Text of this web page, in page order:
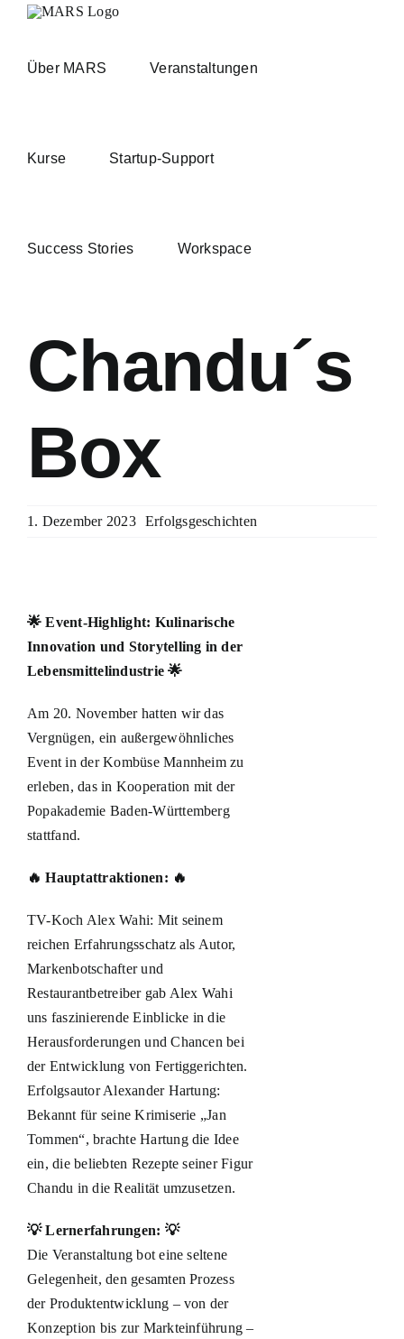
springen
Über MARS Veranstaltungen
Kurse Startup-Support
Success Stories Workspace
Chandu´s
Box
1. Dezember 2023 Erfolgsgeschichten
🌟 Event-Highlight: Kulinarische
Innovation und Storytelling in der
Lebensmittelindustrie 🌟
Am 20. November hatten wir das
Vergnügen, ein außergewöhnliches
Event in der Kombüse Mannheim zu
erleben, das in Kooperation mit der
Popakademie Baden-Württemberg
stattfand.
🔥 Hauptattraktionen: 🔥
TV-Koch Alex Wahi: Mit seinem
reichen Erfahrungsschatz als Autor,
Markenbotschafter und
Restaurantbetreiber gab Alex Wahi
uns faszinierende Einblicke in die
Herausforderungen und Chancen bei
der Entwicklung von Fertiggerichten.
Erfolgsautor Alexander Hartung:
Bekannt für seine Krimiserie „Jan
Tommen“, brachte Hartung die Idee
ein, die beliebten Rezepte seiner Figur
Chandu in die Realität umzusetzen.
💡 Lernerfahrungen: 💡
Die Veranstaltung bot eine seltene
Gelegenheit, den gesamten Prozess
der Produktentwicklung – von der
Konzeption bis zur Markteinführung –